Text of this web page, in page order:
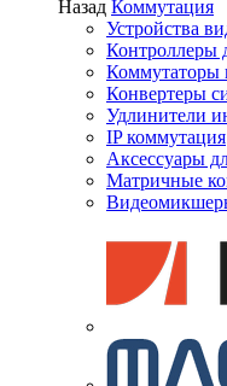
Назад Коммутация
Устройства
Контроллеры
Коммутаторы
Конвертеры
Удлинители
IP коммутация
Аксессуары
Матричные